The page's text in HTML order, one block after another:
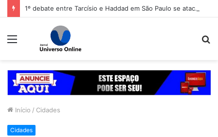
1º debate entre Tarcísio e Haddad em São Paulo se atacam sobre segurança
Menu
Início / Cidades
Cidades